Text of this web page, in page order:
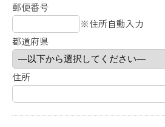
郵便番号
※住所自動入力
都道府県
住所